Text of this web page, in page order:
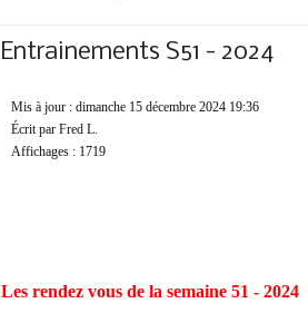
Entrainements S51 - 2024
Mis à jour : dimanche 15 décembre 2024 19:36
Écrit par Fred L.
Affichages : 1719
Les rendez vous de la semaine 51 - 2024